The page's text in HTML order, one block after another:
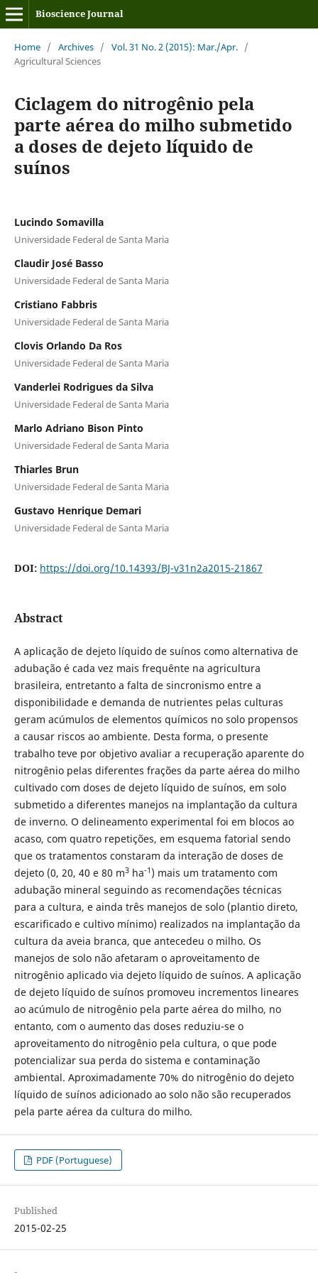
Bioscience Journal
Home / Archives / Vol. 31 No. 2 (2015): Mar./Apr. /
Agricultural Sciences
Ciclagem do nitrogênio pela
parte aérea do milho submetido
a doses de dejeto líquido de
suínos
Lucindo Somavilla
Universidade Federal de Santa Maria
Claudir José Basso
Universidade Federal de Santa Maria
Cristiano Fabbris
Universidade Federal de Santa Maria
Clovis Orlando Da Ros
Universidade Federal de Santa Maria
Vanderlei Rodrigues da Silva
Universidade Federal de Santa Maria
Marlo Adriano Bison Pinto
Universidade Federal de Santa Maria
Thiarles Brun
Universidade Federal de Santa Maria
Gustavo Henrique Demari
Universidade Federal de Santa Maria
DOI: https://doi.org/10.14393/BJ-v31n2a2015-21867
Abstract
A aplicação de dejeto líquido de suínos como alternativa de
adubação é cada vez mais frequênte na agricultura
brasileira, entretanto a falta de sincronismo entre a
disponibilidade e demanda de nutrientes pelas culturas
geram acúmulos de elementos químicos no solo propensos
a causar riscos ao ambiente. Desta forma, o presente
trabalho teve por objetivo avaliar a recuperação aparente do
nitrogênio pelas diferentes frações da parte aérea do milho
cultivado com doses de dejeto líquido de suínos, em solo
submetido a diferentes manejos na implantação da cultura
de inverno. O delineamento experimental foi em blocos ao
acaso, com quatro repetições, em esquema fatorial sendo
que os tratamentos constaram da interação de doses de
dejeto (0, 20, 40 e 80 m3ha-1 ) mais um tratamento com
adubação mineral seguindo as recomendações técnicas
para a cultura, e ainda três manejos de solo (plantio direto,
escarificado e cultivo mínimo) realizados na implantação da
cultura da aveia branca, que antecedeu o milho. Os
manejos de solo não afetaram o aproveitamento de
nitrogênio aplicado via dejeto líquido de suínos. A aplicação
de dejeto líquido de suínos promoveu incrementos lineares
ao acúmulo de nitrogênio pela parte aérea do milho, no
entanto, com o aumento das doses reduziu-se o
aproveitamento do nitrogênio pela cultura, o que pode
potencializar sua perda do sistema e contaminação
ambiental. Aproximadamente 70% do nitrogênio do dejeto
líquido de suínos adicionado ao solo não são recuperados
pela parte aérea da cultura do milho.
PDF (Portuguese)
Published
2015-02-25